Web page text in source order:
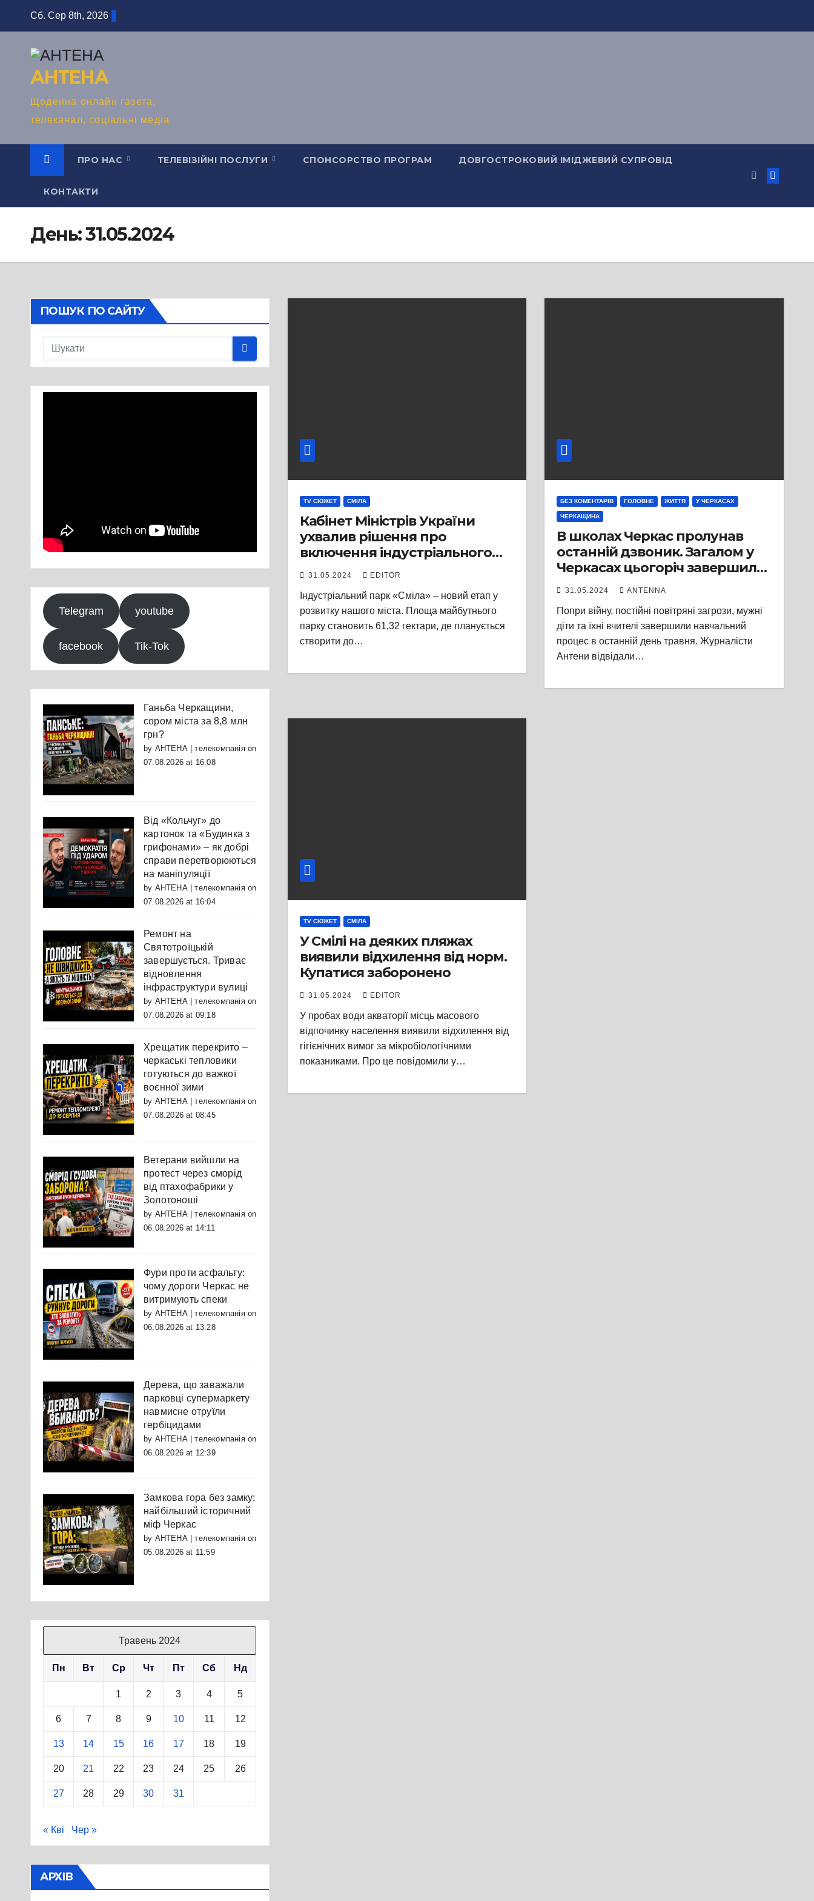
Сб. Сер 8th, 2026
АНТЕНА
Щоденна онлайн газета,
телеканал, соціальні медіа
ПРО НАС ТЕЛЕВІЗІЙНІ ПОСЛУГИ СПОНСОРСТВО ПРОГРАМ ДОВГОСТРОКОВИЙ ІМІДЖЕВИЙ СУПРОВІД
КОНТАКТИ
День:31.05.2024
ПОШУК ПО САЙТУ
Telegram youtube
facebook Tik-Tok
Ганьба Черкащини,
сором міста за 8,8 млн
грн?
by АНТЕНА | телекомпаніяon
07.08.2026 at 16:08
Від «Кольчуг» до
картонок та «Будинка з
грифонами» – як добрі
справи перетворюються
на маніпуляції
by АНТЕНА | телекомпаніяon
07.08.2026 at 16:04
Ремонт на
Святотроїцькій
завершується. Триває
відновлення
інфраструктури вулиці
by АНТЕНА | телекомпаніяon
07.08.2026 at 09:18
Хрещатик перекрито –
черкаські тепловики
готуються до важкої
воєнної зими
by АНТЕНА | телекомпаніяon
07.08.2026 at 08:45
Ветерани вийшли на
протест через сморід
від птахофабрики у
Золотоноші
by АНТЕНА | телекомпаніяon
06.08.2026 at 14:11
Фури проти асфальту:
чому дороги Черкас не
витримують спеки
by АНТЕНА | телекомпаніяon
06.08.2026 at 13:28
Дерева, що заважали
парковці супермаркету
навмисне отруїли
гербіцидами
by АНТЕНА | телекомпаніяon
06.08.2026 at 12:39
Замкова гора без замку:
найбільший історичний
міф Черкас
by АНТЕНА | телекомпаніяon
05.08.2026 at 11:59
Травень 2024
Пн Вт Ср Чт Пт Сб Нд
1 2 3 4 5
6 7 8 9 10 11 12
13 14 15 16 17 18 19
20 21 22 23 24 25 26
27 28 29 30 31
« Кві Чер »
АРХІВ
TV СЮЖЕТ СМІЛА
Кабінет Міністрів України
ухвалив рішення про
включення індустріального
парку «Сміла» до Реєстру
індустріальних парків
31.05.2024 EDITOR
Індустріальний парк «Сміла» – новий етап у
розвитку нашого міста. Площа майбутнього
парку становить 61,32 гектари, де планується
створити до…
БЕЗ КОМЕНТАРІВ ГОЛОВНЕ ЖИТТЯ У ЧЕРКАСАХ
ЧЕРКАЩИНА
В школах Черкас пролунав
останній дзвоник. Загалом у
Черкасах цьогоріч завершили
навчання в школах 2337 учнів
31.05.2024 ANTENNA
Попри війну, постійні повітряні загрози, мужні
діти та їхні вчителі завершили навчальний
процес в останній день травня. Журналісти
Антени відвідали…
TV СЮЖЕТ СМІЛА
У Смілі на деяких пляжах
виявили відхилення від норм.
Купатися заборонено
31.05.2024 EDITOR
У пробах води акваторії місць масового
відпочинку населення виявили відхилення від
гігієнічних вимог за мікробіологічними
показниками. Про це повідомили у…